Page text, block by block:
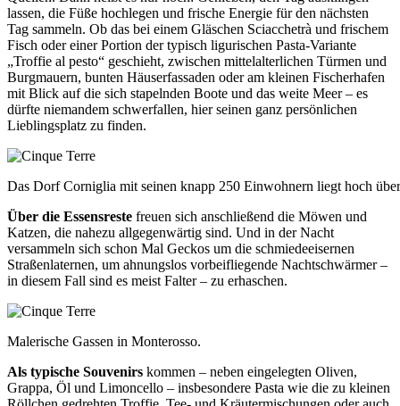
lassen, die Füße hochlegen und frische Energie für den nächsten
Tag sammeln. Ob das bei einem Gläschen Sciacchetrà und frischem
Fisch oder einer Portion der typisch ligurischen Pasta-Variante
„Troffie al pesto“ geschieht, zwischen mittelalterlichen Türmen und
Burgmauern, bunten Häuserfassaden oder am kleinen Fischerhafen
mit Blick auf die sich stapelnden Boote und das weite Meer – es
dürfte niemandem schwerfallen, hier seinen ganz persönlichen
Lieblingsplatz zu finden.
Das Dorf Corniglia mit seinen knapp 250 Einwohnern liegt hoch
Über die Essensreste freuen sich anschließend die Möwen und
Katzen, die nahezu allgegenwärtig sind. Und in der Nacht
versammeln sich schon Mal Geckos um die schmiedeeisernen
Straßenlaternen, um ahnungslos vorbeifliegende Nachtschwärmer –
in diesem Fall sind es meist Falter – zu erhaschen.
Malerische Gassen in Monterosso.
Als typische Souvenirs kommen – neben eingelegten Oliven,
Grappa, Öl und Limoncello – insbesondere Pasta wie die zu kleinen